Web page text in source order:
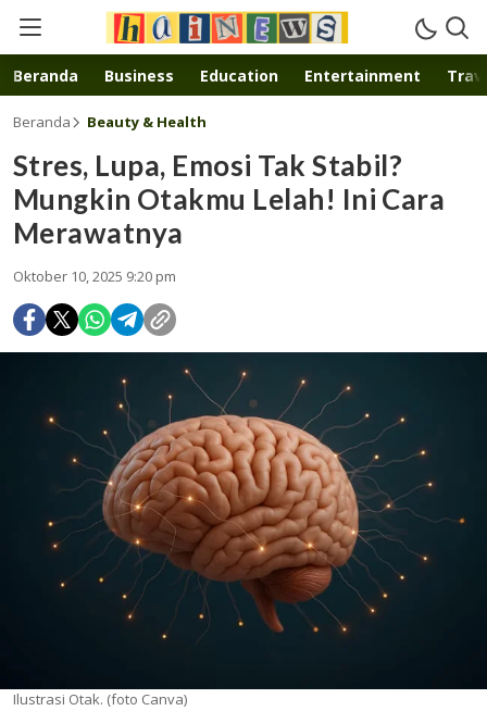
Inspirasi muda karya mandiri
Beranda Business Education Entertainment
Beranda Beauty & Health
Stres, Lupa, Emosi Tak Stabil?
Mungkin Otakmu Lelah! Ini Cara
Merawatnya
Oktober 10, 2025 9:20 pm
Ilustrasi Otak. (foto Canva)